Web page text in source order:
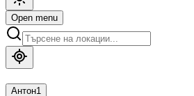
Open menu
Антон1